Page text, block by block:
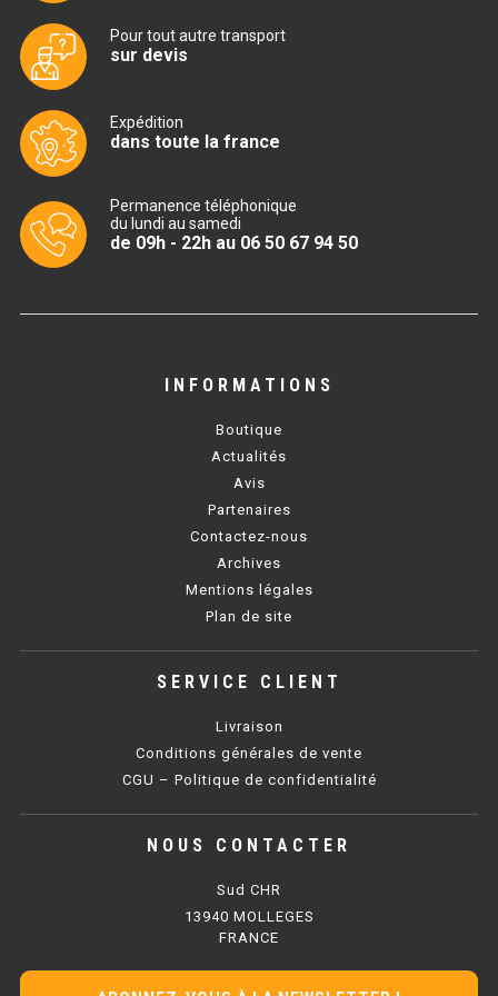
CUISINIÈRE 600 GAZ
CUISINIÈRE 900 GAZ
CUISINIÈRE 700 ÉLECTRIQUE
BAIN MARIE 600 ÉLECTRIQUE
BAIN MARIE 900 ÉLECTRIQUE
CHAUFFE FRITES 700 ÉLECTRIQUE
PLAQUE DE CUISSON
PLAQUE 600 GAZ
PLAQUE 650 GAZ
Pour tout autre transport
sur devis
Expédition
dans toute la france
Permanence téléphonique
du lundi au samedi
de 09h - 22h au 06 50 67 94 50
INFORMATIONS
Boutique
Actualités
Avis
Partenaires
Contactez-nous
Archives
Mentions légales
Plan de site
SERVICE CLIENT
Livraison
Conditions générales de vente
CGU – Politique de confidentialité
NOUS CONTACTER
Sud CHR
13940 MOLLEGES
FRANCE